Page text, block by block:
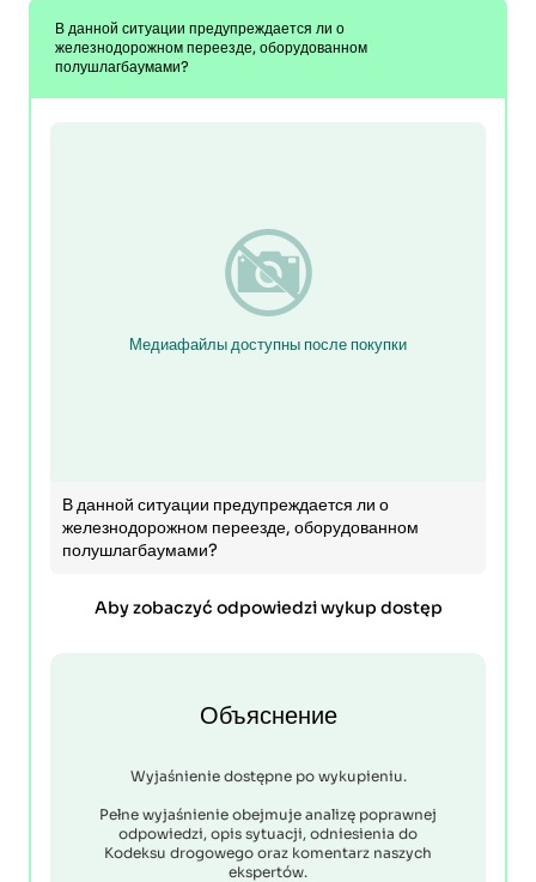
В данной ситуации предупреждается ли о
железнодорожном переезде, оборудованном
полушлагбаумами?
Медиафайлы доступны после покупки
В данной ситуации предупреждается ли о
железнодорожном переезде, оборудованном
полушлагбаумами?
Aby zobaczyć odpowiedzi wykup dostęp
Объяснение
Wyjaśnienie dostępne po wykupieniu.
Pełne wyjaśnienie obejmuje analizę poprawnej
odpowiedzi, opis sytuacji, odniesienia do
Kodeksu drogowego oraz komentarz naszych
ekspertów.